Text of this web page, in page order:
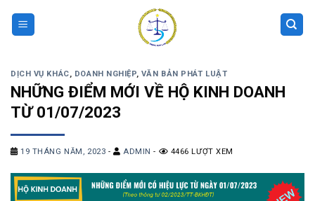
DỊCH VỤ KHÁC, DOANH NGHIỆP, VĂN BẢN PHÁT LUẬT
NHỮNG ĐIỂM MỚI VỀ HỘ KINH DOANH
TỪ 01/07/2023
19 THÁNG NĂM, 2023 - ADMIN - 4466 LƯỢT XEM